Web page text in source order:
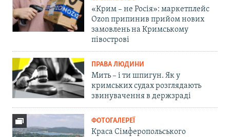
«Крим – не Росія»: маркетплейс
Ozon припинив прийом нових
замовлень на Кримському
півострові
ПРАВА ЛЮДИНИ
Мить – і ти шпигун. Як у
кримських судах розглядають
звинувачення в держзраді
ФОТОГАЛЕРЕЇ
Краса Сімферопольського